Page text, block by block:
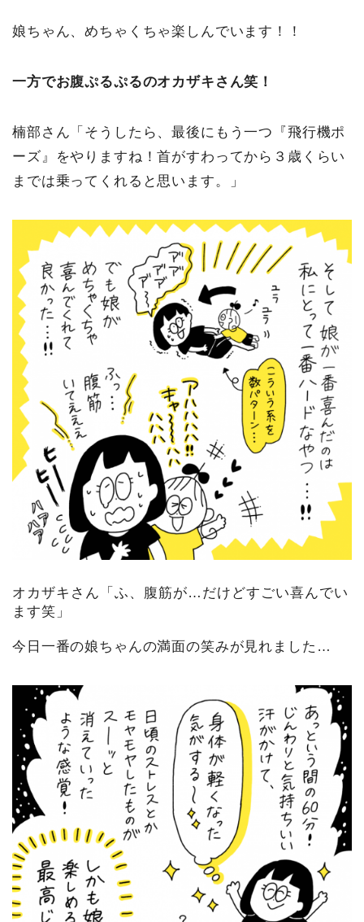
娘ちゃん、めちゃくちゃ楽しんでいます！！
一方でお腹ぷるぷるのオカザキさん笑！
楠部さん「そうしたら、最後にもう一つ『飛行機ポ
ーズ』をやりますね！首がすわってから３歳くらい
までは乗ってくれると思います。」
オカザキさん「ふ、腹筋が…だけどすごい喜んでい
ます笑」
今日一番の娘ちゃんの満面の笑みが見れました…